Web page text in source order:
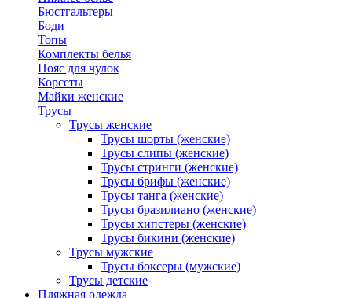
Бюстгальтеры
Боди
Топы
Комплекты белья
Пояс для чулок
Корсеты
Майки женские
Трусы
Трусы женские
Трусы шорты (женские)
Трусы слипы (женские)
Трусы стринги (женские)
Трусы брифы (женские)
Трусы танга (женские)
Трусы бразилиано (женские)
Трусы хипстеры (женские)
Трусы бикини (женские)
Трусы мужские
Трусы боксеры (мужские)
Трусы детские
Пляжная одежда